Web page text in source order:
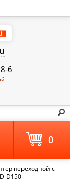
6
переходной с
D150
0